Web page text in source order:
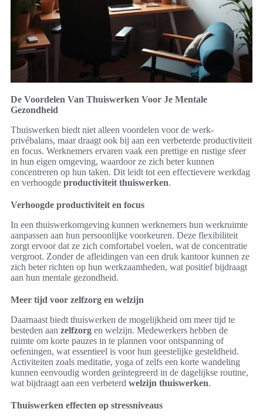
De Voordelen Van Thuiswerken Voor Je Mentale
Gezondheid
Thuiswerken biedt niet alleen voordelen voor de werk-
privébalans, maar draagt ook bij aan een verbeterde productiviteit
en focus. Werknemers ervaren vaak een prettige en rustige sfeer
in hun eigen omgeving, waardoor ze zich beter kunnen
concentreren op hun taken. Dit leidt tot een effectievere werkdag
en verhoogde productiviteit thuiswerken.
Verhoogde productiviteit en focus
In een thuiswerkomgeving kunnen werknemers hun werkruimte
aanpassen aan hun persoonlijke voorkeuren. Deze flexibiliteit
zorgt ervoor dat ze zich comfortabel voelen, wat de concentratie
vergroot. Zonder de afleidingen van een druk kantoor kunnen ze
zich beter richten op hun werkzaamheden, wat positief bijdraagt
aan hun mentale gezondheid.
Meer tijd voor zelfzorg en welzijn
Daarnaast biedt thuiswerken de mogelijkheid om meer tijd te
besteden aan zelfzorg en welzijn. Medewerkers hebben de
ruimte om korte pauzes in te plannen voor ontspanning of
oefeningen, wat essentieel is voor hun geestelijke gesteldheid.
Activiteiten zoals meditatie, yoga of zelfs een korte wandeling
kunnen eenvoudig worden geïntegreerd in de dagelijkse routine,
wat bijdraagt aan een verbeterd welzijn thuiswerken.
Thuiswerken effecten op stressniveaus